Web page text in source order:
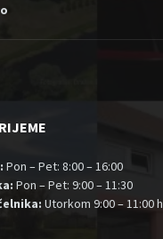
Pon – Pet: 8:00 – 16:00
Pon – Pet: 9:00 – 11:30
Utorkom 9:00 – 11:00 h